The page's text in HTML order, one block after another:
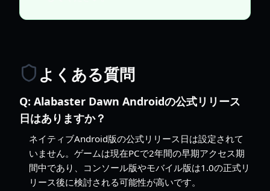
よくある質問
Q: Alabaster Dawn Androidの公式リリース
日はありますか？
ネイティブAndroid版の公式リリース日は設定されて
いません。ゲームは現在PCで2年間の早期アクセス期
間中であり、コンソール版やモバイル版は1.0の正式リ
リース後に検討される可能性が高いです。